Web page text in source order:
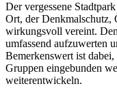
Der vergessene
Ort, der Denkmalschutz,
wirkungsvoll vereint.
umfassend aufzuwerten
Bemerkenswert ist
Gruppen eingebunden
weiterentwickeln.